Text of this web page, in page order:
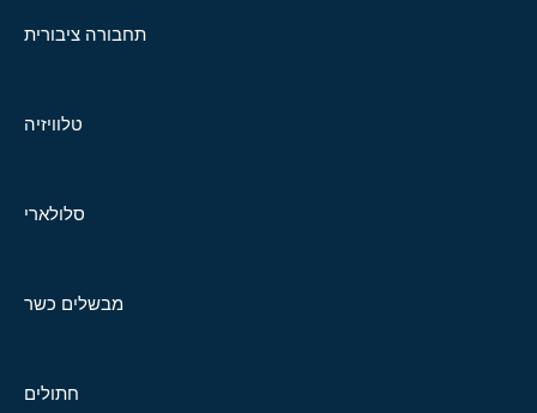
תחבורה ציבורית
טלוויזיה
סלולארי
מבשלים כשר
חתולים